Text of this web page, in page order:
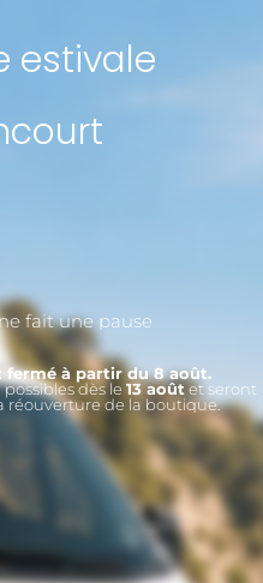
estivale
fait une pause
fermé à partir du 8 août.
dès le 13 août et seront
réouverture de la boutique.